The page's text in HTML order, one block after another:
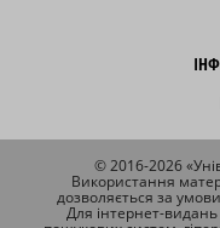
© 2016-2026
Використання
дозволяється за
Для інтернет-